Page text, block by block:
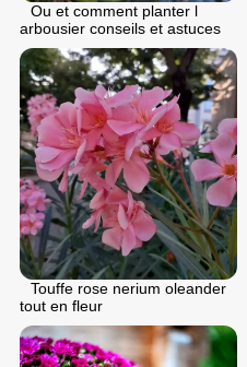
Ou et comment planter l
arbousier conseils et astuces
Touffe rose nerium oleander
tout en fleur